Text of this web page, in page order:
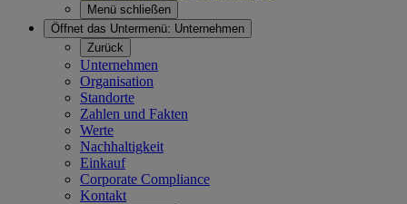
Menü schließen
Öffnet das Untermenü: Unternehmen
Zurück
Unternehmen
Organisation
Standorte
Zahlen und Fakten
Werte
Nachhaltigkeit
Einkauf
Corporate Compliance
Kontakt